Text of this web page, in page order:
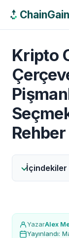
ChainGain
Kripto
Rehber
İçindekiler
YazarAlex
Yayınlandı: